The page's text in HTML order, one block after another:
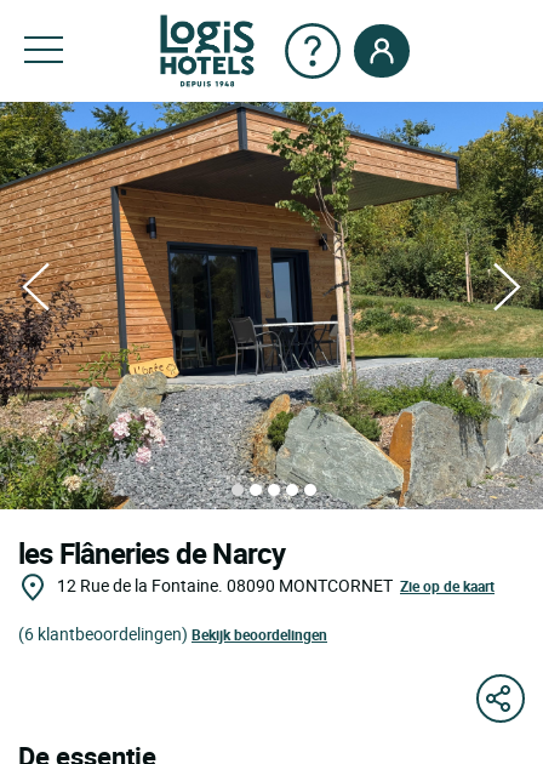
les Flâneries de Narcy
12 Rue de la Fontaine. 08090 MONTCORNET Zie op de kaart
(6 klantbeoordelingen) Bekijk beoordelingen
De essentie